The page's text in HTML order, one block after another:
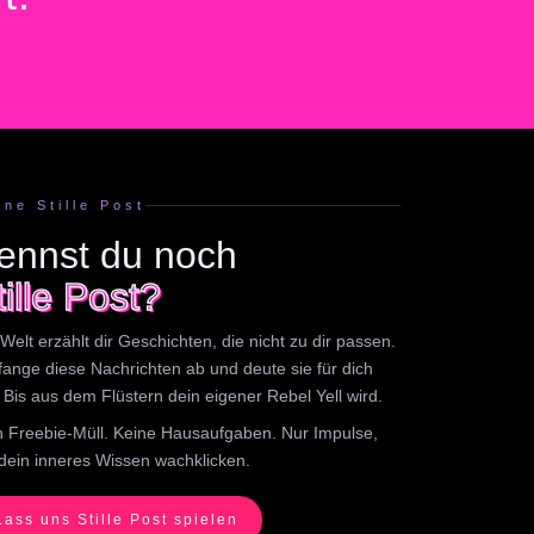
Stille Post
du noch
Post?
erzählt dir Geschichten, die nicht zu dir passen.
diese Nachrichten ab und deute sie für dich
Bis aus dem Flüstern dein eigener Rebel Yell wird.
Freebie-Müll. Keine Hausaufgaben. Nur Impulse,
inneres Wissen wachklicken.
uns Stille Post spielen